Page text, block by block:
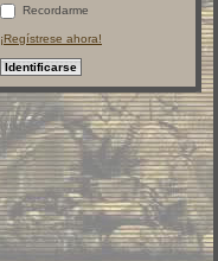
Recordarme
¡Regístrese ahora!